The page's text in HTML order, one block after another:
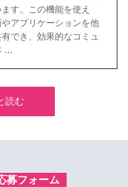
す。この機能を使え
アプリケーションを他
でき、効果的なコミュ
…
読む
募フォーム